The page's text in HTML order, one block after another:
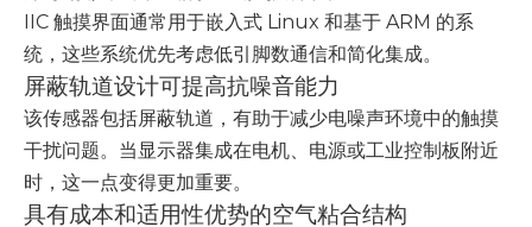
IIC 触摸界面通常用于嵌入式 Linux 和基于 ARM 的系
统，这些系统优先考虑低引脚数通信和简化集成。
屏蔽轨道设计可提高抗噪音能力
该传感器包括屏蔽轨道，有助于减少电噪声环境中的触摸
干扰问题。当显示器集成在电机、电源或工业控制板附近
时，这一点变得更加重要。
具有成本和适用性优势的空气粘合结构